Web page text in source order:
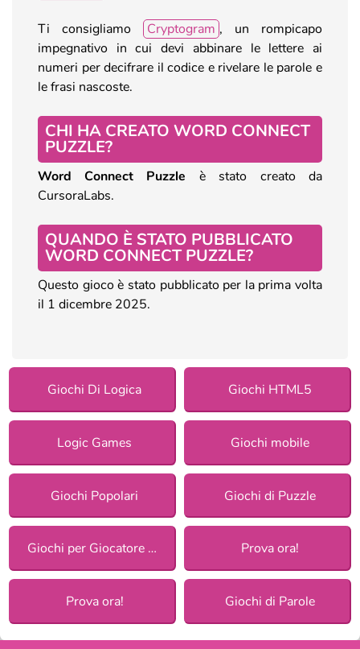
Ti consigliamo Cryptogram , un rompicapo
impegnativo in cui devi abbinare le lettere ai
numeri per decifrare il codice e rivelare le parole e
le frasi nascoste.
CHI HA CREATO WORD CONNECT
PUZZLE?
Word Connect Puzzle è stato creato da
CursoraLabs.
QUANDO È STATO PUBBLICATO
WORD CONNECT PUZZLE?
Questo gioco è stato pubblicato per la prima volta
il 1 dicembre 2025.
Giochi Di Logica Giochi HTML5
Logic Games Giochi mobile
Giochi Popolari Giochi di Puzzle
Giochi per Giocatore Singolo Prova ora!
Prova ora! Giochi di Parole